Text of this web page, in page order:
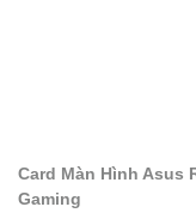
Card Màn Hình Asus
Gaming